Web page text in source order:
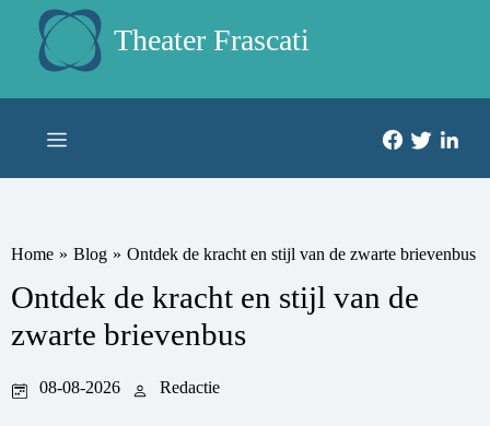
Theater Frascati
Home » Blog » Ontdek de kracht en stijl van de zwarte brievenbus
Ontdek de kracht en stijl van de
zwarte brievenbus
08-08-2026 Redactie